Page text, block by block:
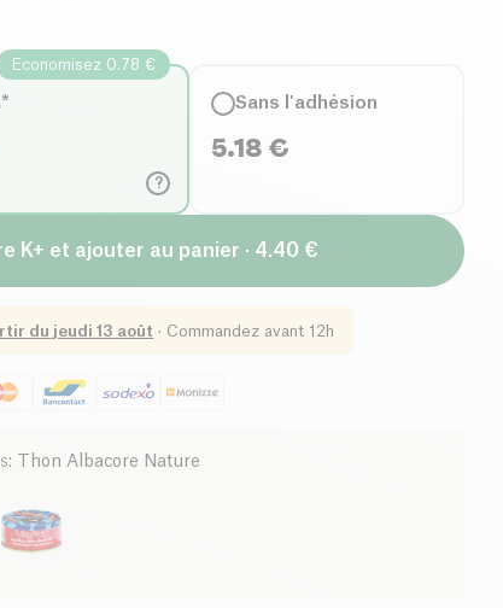
?
Economisez 0.78 €
Sans l'adhésion
5.18 €
K+ et ajouter au panier · 4.40 €
du jeudi 13 août · Commandez avant 12h
: Thon Albacore Nature